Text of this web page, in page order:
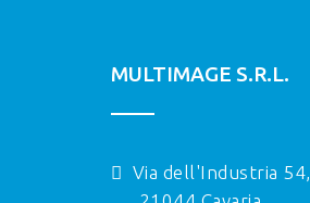
MULTIMAGE S.R.L.
Via dell'Industria 54,